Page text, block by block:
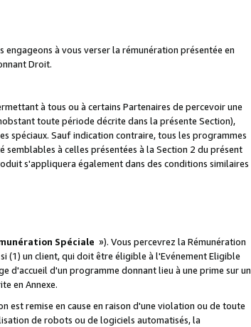
engageons à vous verser la rémunération présentée en
Droit.
à tous ou à certains Partenaires de percevoir une
toute période décrite dans la présente Section),
spéciaux. Sauf indication contraire, tous les programmes
à celles présentées à la Section 2 du présent
s'appliquera également dans des conditions similaires
Spéciale »). Vous percevrez la Rémunération
(1) un client, qui doit être éligible à l'Evénement Eligible
d'accueil d'un programme donnant lieu à une prime sur un
en Annexe.
est remise en cause en raison d'une violation ou de toute
de robots ou de logiciels automatisés, la